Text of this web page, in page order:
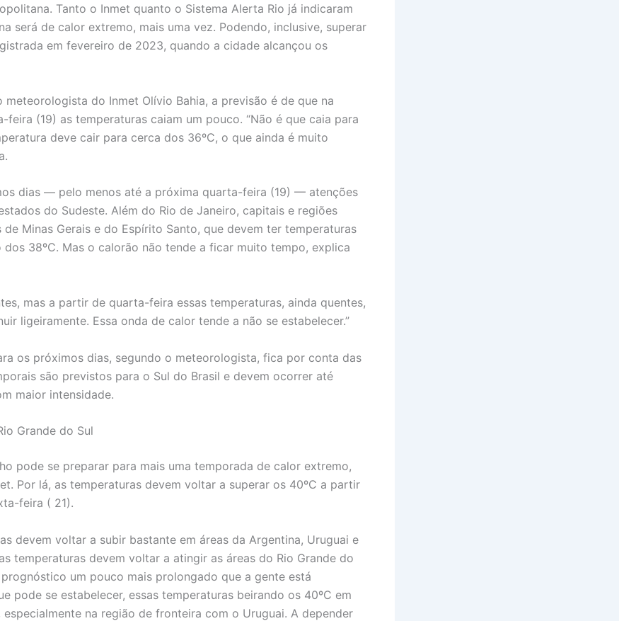
Tanto o Inmet quanto o Sistema Alerta Rio já indicaram
será de calor extremo, mais uma vez. Podendo, inclusive, superar
em fevereiro de 2023, quando a cidade alcançou os
meteorologista do Inmet Olívio Bahia, a previsão é de que na
feira (19) as temperaturas caiam um pouco. “Não é que caia para
deve cair para cerca dos 36ºC, o que ainda é muito
dias — pelo menos até a próxima quarta-feira (19) — atenções
do Sudeste. Além do Rio de Janeiro, capitais e regiões
Minas Gerais e do Espírito Santo, que devem ter temperaturas
dos 38ºC. Mas o calorão não tende a ficar muito tempo, explica
mas a partir de quarta-feira essas temperaturas, ainda quentes,
ligeiramente. Essa onda de calor tende a não se estabelecer.”
os próximos dias, segundo o meteorologista, fica por conta das
são previstos para o Sul do Brasil e devem ocorrer até
maior intensidade.
Grande do Sul
pode se preparar para mais uma temporada de calor extremo,
Por lá, as temperaturas devem voltar a superar os 40ºC a partir
feira ( 21).
devem voltar a subir bastante em áreas da Argentina, Uruguai e
temperaturas devem voltar a atingir as áreas do Rio Grande do
prognóstico um pouco mais prolongado que a gente está
pode se estabelecer, essas temperaturas beirando os 40ºC em
especialmente na região de fronteira com o Uruguai. A depender